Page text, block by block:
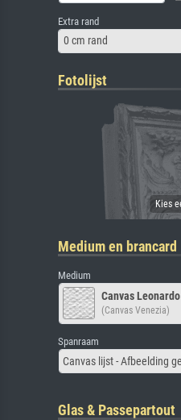
Extra rand
0 cm rand
Fotolijst
Medium en brancard
Medium
Canvas
(Canvas Venezia)
Spanraam
Glas & Passepartout